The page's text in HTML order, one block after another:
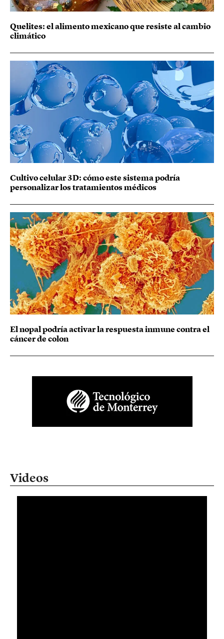
Quelites: el alimento mexicano que resiste al cambio
climático
Cultivo celular 3D: cómo este sistema podría
personalizar los tratamientos médicos
El nopal podría activar la respuesta inmune contra el
cáncer de colon
Videos